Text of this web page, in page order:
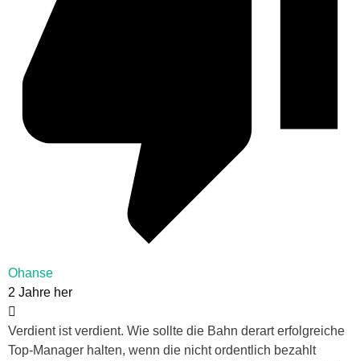
Ohanse
2 Jahre her
Verdient ist verdient. Wie sollte die Bahn derart erfolgreiche
Top-Manager halten, wenn die nicht ordentlich bezahlt